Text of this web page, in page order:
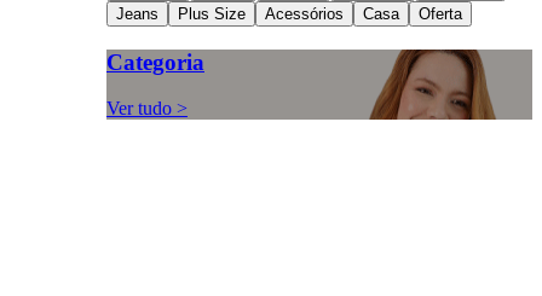
Jeans
Plus Size Acessórios Casa Oferta
Categoria
Ver tudo >